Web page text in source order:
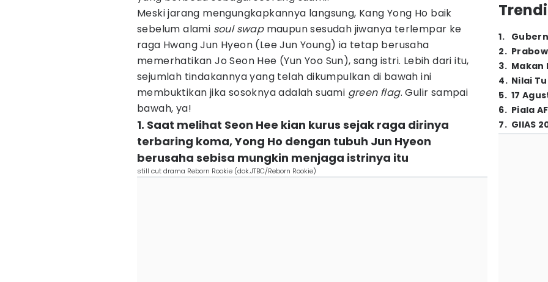
Meski jarang mengungkapkannya langsung, Kang Yong Ho baik
sebelum alami soul swapmaupun sesudah jiwanya terlempar ke
raga Hwang Jun Hyeon (Lee Jun Young) ia tetap berusaha
memerhatikan Jo Seon Hee (Yun Yoo Sun), sang istri. Lebih dari itu,
sejumlah tindakannya yang telah dikumpulkan di bawah ini
membuktikan jika sosoknya adalah suami green flag. Gulir sampai
bawah, ya!
1. Saat melihat Seon Hee kian kurus sejak raga dirinya
terbaring koma, Yong Ho dengan tubuh Jun Hyeon
berusaha sebisa mungkin menjaga istrinya itu
still cut drama Reborn Rookie (dok.JTBC/Reborn Rookie)
1.
2.
3. Makan
4. Nilai
5. 17
6. Piala
7. GIIAS